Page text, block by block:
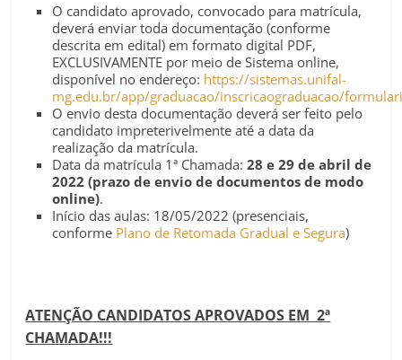
O candidato aprovado, convocado para matrícula,
deverá enviar toda documentação (conforme
descrita em edital) em formato digital PDF,
EXCLUSIVAMENTE por meio de Sistema online,
disponível no endereço: https://sistemas.unifal-
mg.edu.br/app/graduacao/inscricaograduacao/
O envio desta documentação deverá ser feito pelo
candidato impreterivelmente até a data da
realização da matrícula.
Data da matrícula 1ª Chamada:28 e 29 de abril de
2022 (prazo de envio de documentos de modo
online).
Início das aulas: 18/05/2022 (presenciais,
conforme Plano de Retomada Gradual e Segura)
ATENÇÃO CANDIDATOS APROVADOS EM 2ª
CHAMADA!!!